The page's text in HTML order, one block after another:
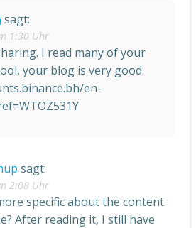
sagt:
1:30 Uhr
I read many of your
your blog is very good.
en-
sagt:
2:08 Uhr
specific about the content
After reading it, I still have